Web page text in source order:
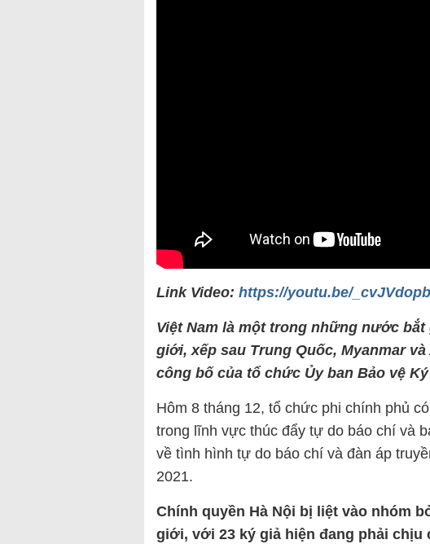
Link Video: https://youtu.be/
Việt Nam là một trong những nước
giới, xếp sau Trung Quốc, Myanmar
công bố của tổ chức Ủy ban Bảo vệ
Hôm 8 tháng 12, tổ chức phi chính phủ
trong lĩnh vực thúc đẩy tự do báo chí và
về tình hình tự do báo chí và đàn áp
2021.
Chính quyền Hà Nội bị liệt vào nhóm
giới, với 23 ký giả hiện đang phải chịu